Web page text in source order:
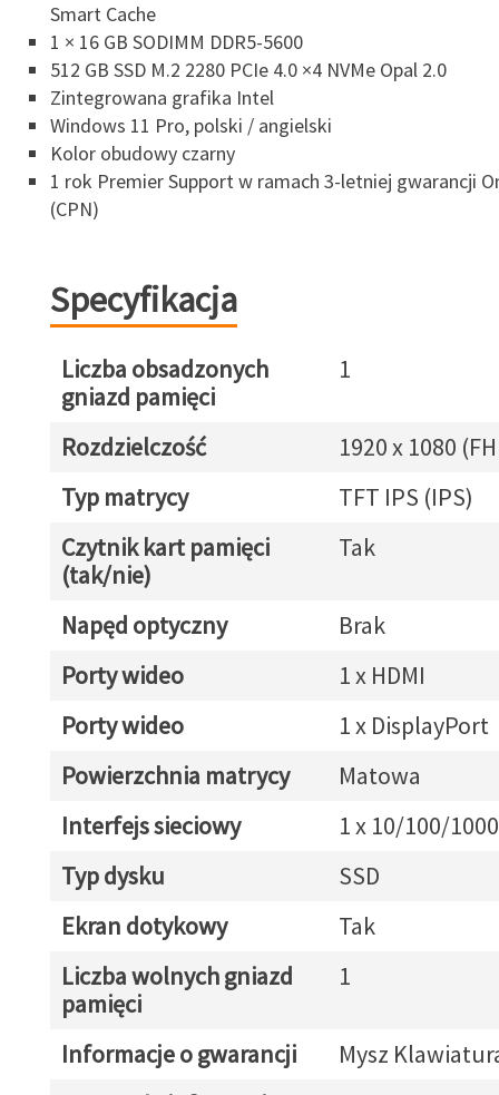
Smart Cache
1 × 16 GB SODIMM DDR5-5600
512 GB SSD M.2 2280 PCIe 4.0 ×4 NVMe Opal 2.0
Zintegrowana grafika Intel
Windows 11 Pro, polski / angielski
Kolor obudowy czarny
1 rok Premier Support w ramach 3-letniej gwarancji
(CPN)
Specyfikacja
Liczba obsadzonych
gniazd pamięci
1
Rozdzielczość
1920 x 1080
Typ matrycy
TFT IPS (IPS)
Czytnik kart pamięci
(tak/nie)
Tak
Napęd optyczny
Brak
Porty wideo
1 x HDMI
Porty wideo
1 x DisplayPort
Powierzchnia matrycy
Matowa
Interfejs sieciowy
1 x 10/100/
Typ dysku
SSD
Ekran dotykowy
Tak
Liczba wolnych gniazd
pamięci
1
Informacje o gwarancji
Mysz